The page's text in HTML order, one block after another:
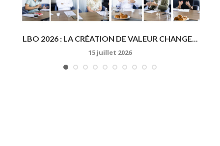
LBO 2026 : LA CRÉATION DE VALEUR CHANGE...
15 juillet 2026